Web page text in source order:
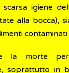
igiene
alla bocca),
contaminati
la morte
soprattutto in